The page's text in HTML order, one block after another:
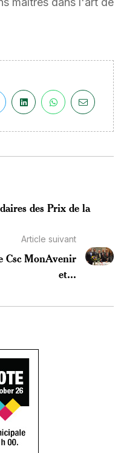
des Prix de la
Article suivant
Csc MonAvenir
et...